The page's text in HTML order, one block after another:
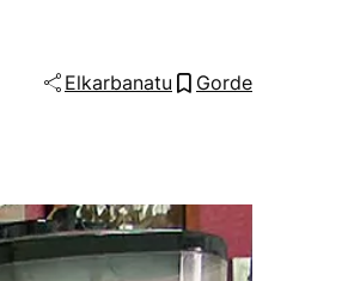
Elkarbanatu Gorde